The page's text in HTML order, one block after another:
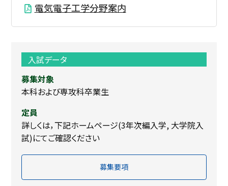
電気電子工学分野案内
入試データ
募集対象
本科および専攻科卒業生
定員
詳しくは，下記ホームページ(3年次編入学, 大学院入
試)にてご確認ください
募集要項